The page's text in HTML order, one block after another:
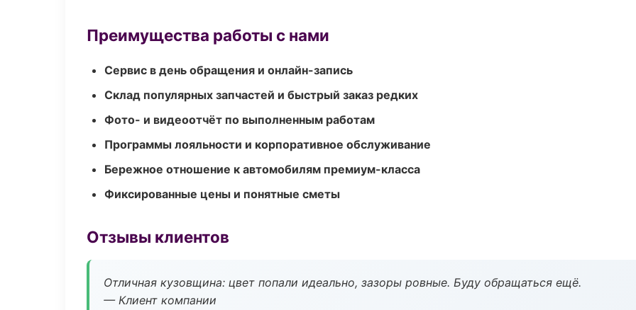
Преимущества работы с нами
Сервис в день обращения и онлайн-запись
Склад популярных запчастей и быстрый заказ редких
Фото- и видеоотчёт по выполненным работам
Программы лояльности и корпоративное обслуживание
Бережное отношение к автомобилям премиум-класса
Фиксированные цены и понятные сметы
Отзывы клиентов
Отличная кузовщина: цвет попали идеально, зазоры ровные. Буду обращаться ещё.
— Клиент компании